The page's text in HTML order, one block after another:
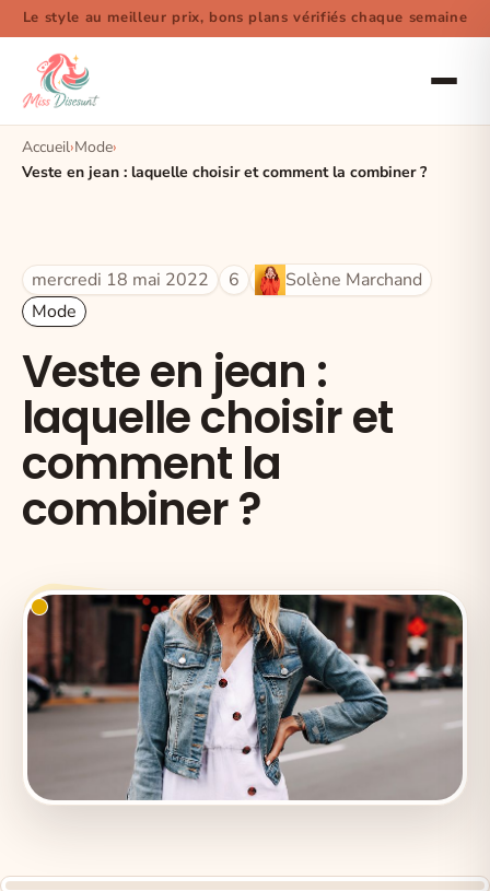
Le style au meilleur prix, bons plans vérifiés chaque semaine
Accueil Mode
Veste en jean : laquelle choisir et comment la combiner ?
mercredi 18 mai 2022 6
Solène Marchand
Mode
Veste en jean :
laquelle choisir et
comment la
combiner ?